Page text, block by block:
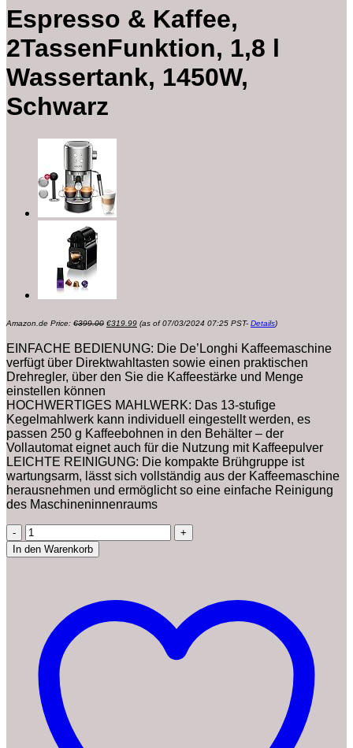
Espresso & Kaffee,
2TassenFunktion, 1,8 l
Wassertank, 1450W,
Schwarz
Amazon.de Price: €399.00 Preis
€399.00
€319.99Preis
€319.99.
(as of 07/03/2024 07:25 PST- Details)
EINFACHE BEDIENUNG: Die De’Longhi Kaffeemaschine
verfügt über Direktwahltasten sowie einen praktischen
Drehregler, über den Sie die Kaffeestärke und Menge
einstellen können
HOCHWERTIGES MAHLWERK: Das 13-stufige
Kegelmahlwerk kann individuell eingestellt werden, es
passen 250 g Kaffeebohnen in den Behälter – der
Vollautomat eignet auch für die Nutzung mit Kaffeepulver
LEICHTE REINIGUNG: Die kompakte Brühgruppe ist
wartungsarm, lässt sich vollständig aus der Kaffeemaschine
herausnehmen und ermöglicht so eine einfache Reinigung
des Maschineninnenraums
De'Longhi
Magnifica
S
Kaffeevollautomat
Milchaufschäumdüse,
EXKLUSIV
BEI
AMAZON,
Direktwahltasten
Espresso
In den Warenkorb